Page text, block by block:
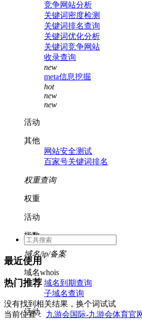
竞争网站分析
关键词密度检测
关键词排名查询
关键词优化分析
关键词竞争网站
收录查询
new
meta信息挖掘
hot
new
new
活动
其他
网站安全测试
百家号关键词排名
权重查询
权重
活动
指数
域名/ip/备案
域名whois
域名到期查询
子域名查询
活动
最近使用
热门推荐
没有找到相关结果，换个词试试
当前位置： 九游会国际-九游会体育官